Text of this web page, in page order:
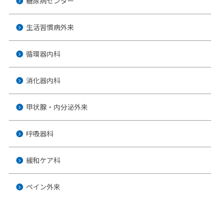
生活習慣病外来
循環器内科
消化器内科
甲状腺・内分泌外来
呼吸器科
緩和ケア科
ペイン外来